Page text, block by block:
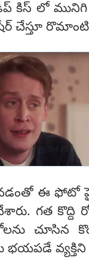
కిస్ లో
ఈ ఫోటో పై
గత కొద్ది
చూసిన
భయపడే